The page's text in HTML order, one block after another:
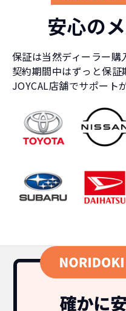
安心の
保証は当然ディーラー購
契約期間中はずっと保証
JOYCAL店舗でサポート